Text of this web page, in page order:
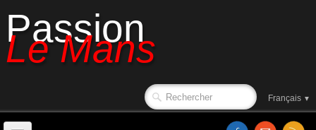
Passion
Le Mans
Français ▼